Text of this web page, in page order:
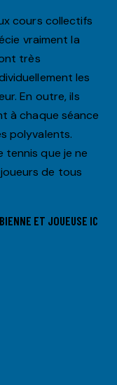
cours collectifs
vraiment la
très
les
En outre, ils
à chaque séance
polyvalents.
tennis que je ne
de tous
ET JOUEUSE IC